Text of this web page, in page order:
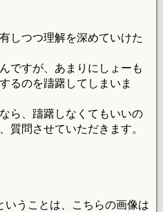
しつつ理解を深めていけた
ですが、あまりにしょーも
るのを躊躇してしまいま
ら、躊躇しなくてもいいの
質問させていただきます。
いうことは、こちらの画像は